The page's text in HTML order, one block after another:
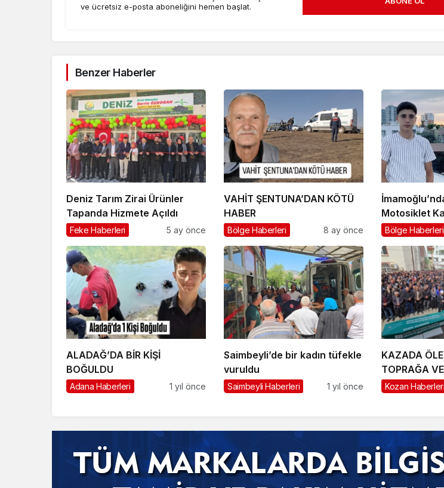
ve ücretsiz e-posta aboneliğini hemen başlat.
Benzer Haberler
Deniz Tarım Zirai Ürünler
Tapanda Hizmete Açıldı
Feke Haberleri 5 ay önce
VAHİT ŞENTUNA’DAN KÖTÜ
HABER
Bölge Haberleri 8 ay önce
Motosiklet
Bölge Haberleri
ALADAĞ’DA BİR KİŞİ
BOĞULDU
Adana Haberleri 1 yıl önce
Saimbeyli’de bir kadın tüfekle
vuruldu
Saimbeyli Haberleri 1 yıl önce
KAZADA
TOPRAĞA
Kozan Haberleri